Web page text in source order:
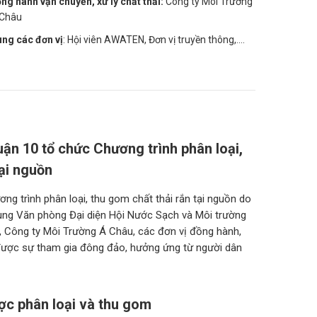
các đơn vị: Hội viên AWATEN, Đơn vị truyền thông,....
10 tổ chức Chương trình phân loại,
nguồn
trình phân loại, thu gom chất thải rắn tại nguồn do
Văn phòng Đại diện Hội Nước Sạch và Môi trường
Công ty Môi Trường Á Châu, các đơn vị đồng hành,
sự tham gia đông đảo, hưởng ứng từ người dân
phân loại và thu gom